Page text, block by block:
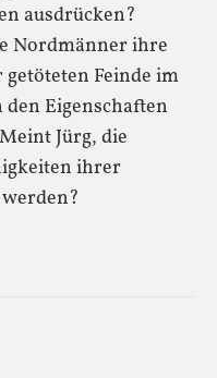
ausdrücken?
Nordmänner ihre
Feinde im
Eigenschaften
Jürg, die
ihrer